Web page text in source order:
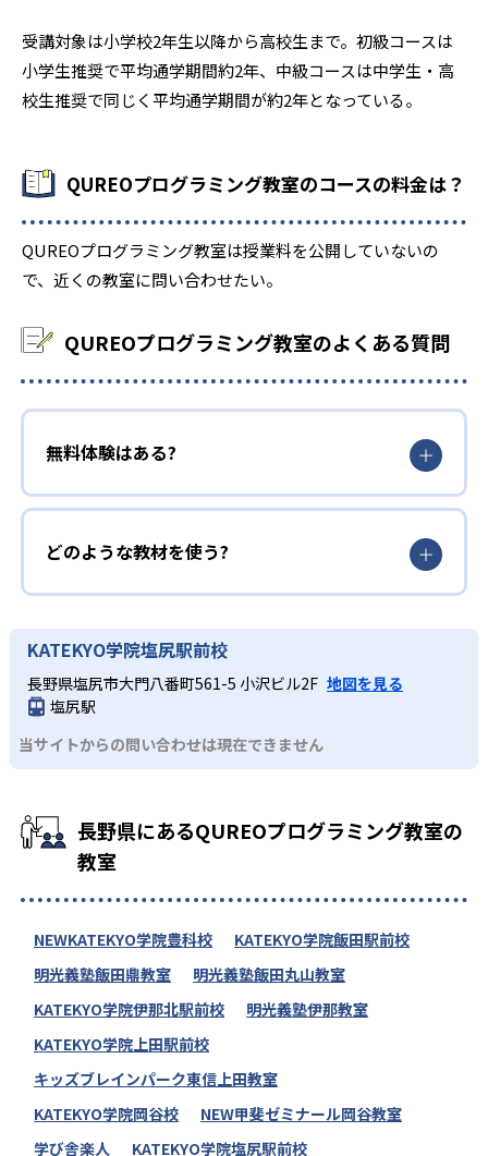
受講対象は小学校2年生以降から高校生まで。初級コースは
小学生推奨で平均通学期間約2年、中級コースは中学生・高
校生推奨で同じく平均通学期間が約2年となっている。
QUREOプログラミング教室のコースの料金は？
QUREOプログラミング教室は授業料を公開していないの
で、近くの教室に問い合わせたい。
QUREOプログラミング教室のよくある質問
無料体験はある?
どのような教材を使う?
KATEKYO学院塩尻駅前校
長野県塩尻市大門八番町561-5 小沢ビル2F 地図を見る
塩尻駅
当サイトからの問い合わせは現在できません
長野県にあるQUREOプログラミング教室の
教室
NEWKATEKYO学院豊科校
KATEKYO学院飯田駅前校
明光義塾飯田鼎教室
明光義塾飯田丸山教室
KATEKYO学院伊那北駅前校
明光義塾伊那教室
KATEKYO学院上田駅前校
キッズブレインパーク東信上田教室
KATEKYO学院岡谷校
NEW甲斐ゼミナール岡谷教室
学び舎楽人
KATEKYO学院塩尻駅前校